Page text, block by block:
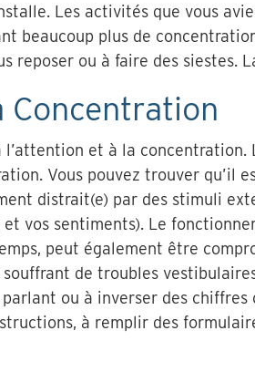
Les activités que vous
beaucoup plus de
reposer ou à faire des siestes.
Concentration
et à la
Vous pouvez trouver qu’il
distrait(e) par des stimuli
vos sentiments). Le
peut également être
de troubles
ou à inverser des
à remplir des